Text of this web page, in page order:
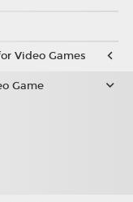
Video Games
Game